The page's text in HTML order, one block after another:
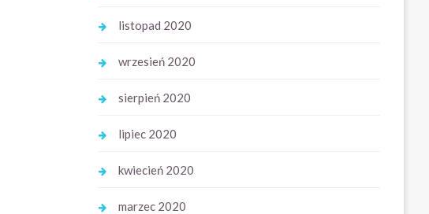
listopad 2020
wrzesień 2020
sierpień 2020
lipiec 2020
kwiecień 2020
marzec 2020